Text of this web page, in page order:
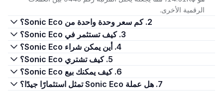
الرقمية الأخرى.
2. كم سعر وحدة واحدة من Sonic Eco؟
3. كيف تستثمر في Sonic Eco؟
4. أين يمكن شراء Sonic Eco؟
5. كيف تشتري Sonic Eco؟
6. كيف يمكنك بيع Sonic Eco؟
7. هل عملة Sonic Eco تمثل استثمارًا جيدًا؟